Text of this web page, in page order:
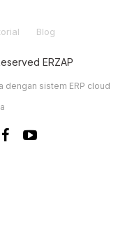
Blog
ERZAP
dengan sistem ERP cloud